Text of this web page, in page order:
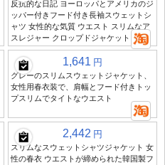
反抗的な日記 ヨーロッパとアメリカのジ
ッパー付きフード付き長袖スウェットシ
ャツ 女性的な気質 ウエスト スリムなア
スレジャー クロップドジャケット
1,641 円
グレーのスリムスウェットジャケット、
女性用春衣装で、肩幅とフード付きトッ
プスリムでタイトなウエスト
2,442 円
スリムなスウェットシャツジャケット 女
性の春衣 ウエストが締められた韓国製フ